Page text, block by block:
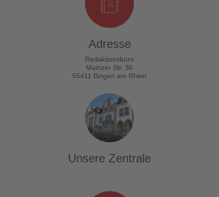
Adresse
Redaktionsbüro
Mainzer Str. 36
55411 Bingen am Rhein
Unsere Zentrale